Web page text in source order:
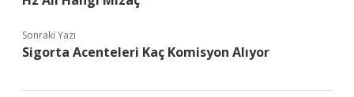
Sonraki Yazı
Sigorta Acenteleri Kaç Komisyon Alıyor